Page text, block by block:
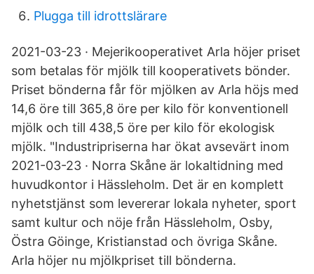
Plugga till idrottslärare
2021-03-23 · Mejerikooperativet Arla höjer priset
som betalas för mjölk till kooperativets bönder.
Priset bönderna får för mjölken av Arla höjs med
14,6 öre till 365,8 öre per kilo för konventionell
mjölk och till 438,5 öre per kilo för ekologisk
mjölk. "Industripriserna har ökat avsevärt inom
2021-03-23 · Norra Skåne är lokaltidning med
huvudkontor i Hässleholm. Det är en komplett
nyhetstjänst som levererar lokala nyheter, sport
samt kultur och nöje från Hässleholm, Osby,
Östra Göinge, Kristianstad och övriga Skåne.
Arla höjer nu mjölkpriset till bönderna.